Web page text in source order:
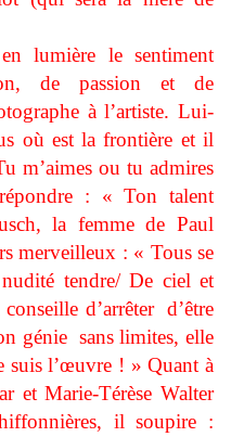
lumière le sentiment
de passion et de
à l’artiste. Lui-
où est la frontière et il
m’aimes ou tu admires
: « Ton talent
la femme de Paul
merveilleux : « Tous se
tendre/ De ciel et
d’arrêter d’être
génie sans limites, elle
suis l’œuvre ! » Quant à
et Marie-Térèse Walter
il soupire :